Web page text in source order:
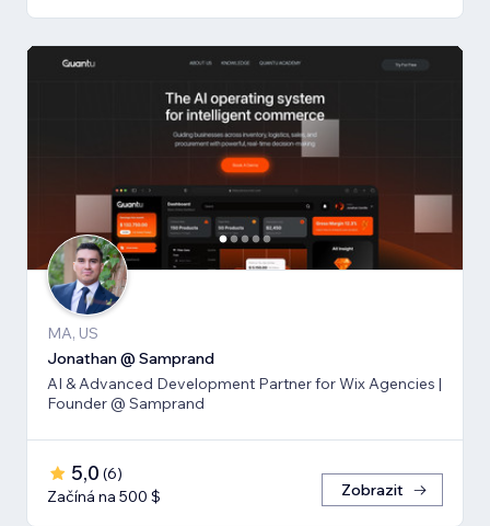
MA, US
Jonathan @ Samprand
AI & Advanced Development Partner for Wix Agencies |
Founder @ Samprand
5,0 (6)
Začíná na 500 $
Zobrazit